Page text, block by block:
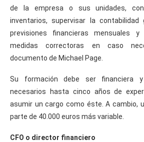
de la empresa o sus unidades,
inventarios, supervisar la contabilidad
previsiones financieras mensuales
medidas correctoras en caso
documento de Michael Page.
Su formación debe ser financiera
necesarios hasta cinco años de
asumir un cargo como éste. A cambio,
parte de 40.000 euros más variable.
CFO o director financiero